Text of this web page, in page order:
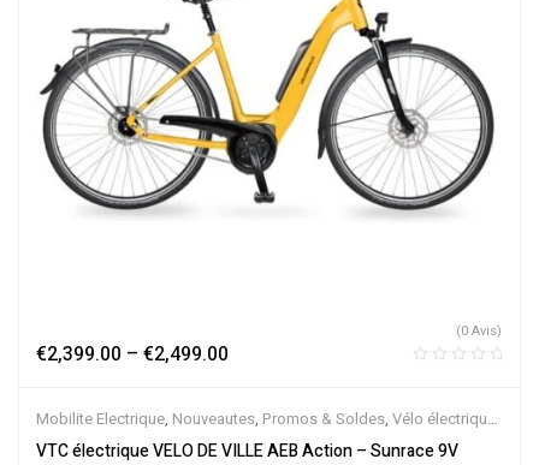
€2,399.00 – €2,499.00
(0 Avis)
Mobilite Electrique, Nouveautes, Promos & Soldes, Vélo électrique
ville,Velos Electriques,VTC Electrique
VTC électrique VELO DE VILLE AEB Action – Sunrace 9V